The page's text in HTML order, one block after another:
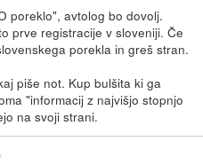
poreklo", avtolog bo dovolj.
prve registracije v sloveniji. Če
porekla in greš stran.
piše not. Kup bulšita ki ga
"informacij z najvišjo stopnjo
na svoji strani.